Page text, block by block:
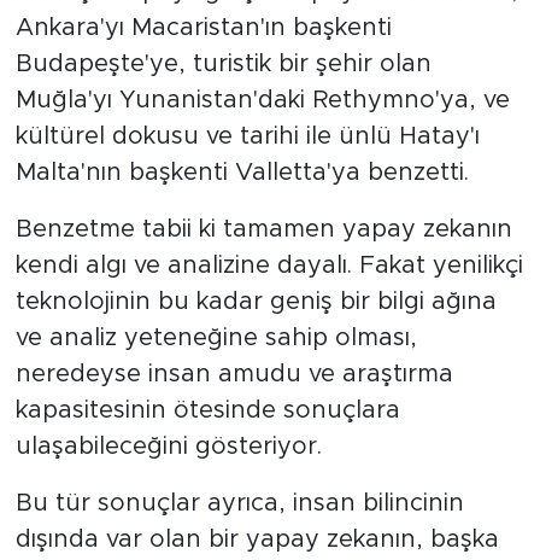
Ankara'yı Macaristan'ın başkenti
Budapeşte'ye, turistik bir şehir olan
Muğla'yı Yunanistan'daki Rethymno'ya, ve
kültürel dokusu ve tarihi ile ünlü Hatay'ı
Malta'nın başkenti Valletta'ya benzetti.
Benzetme tabii ki tamamen yapay zekanın
kendi algı ve analizine dayalı. Fakat yenilikçi
teknolojinin bu kadar geniş bir bilgi ağına
ve analiz yeteneğine sahip olması,
neredeyse insan amudu ve araştırma
kapasitesinin ötesinde sonuçlara
ulaşabileceğini gösteriyor.
Bu tür sonuçlar ayrıca, insan bilincinin
dışında var olan bir yapay zekanın, başka